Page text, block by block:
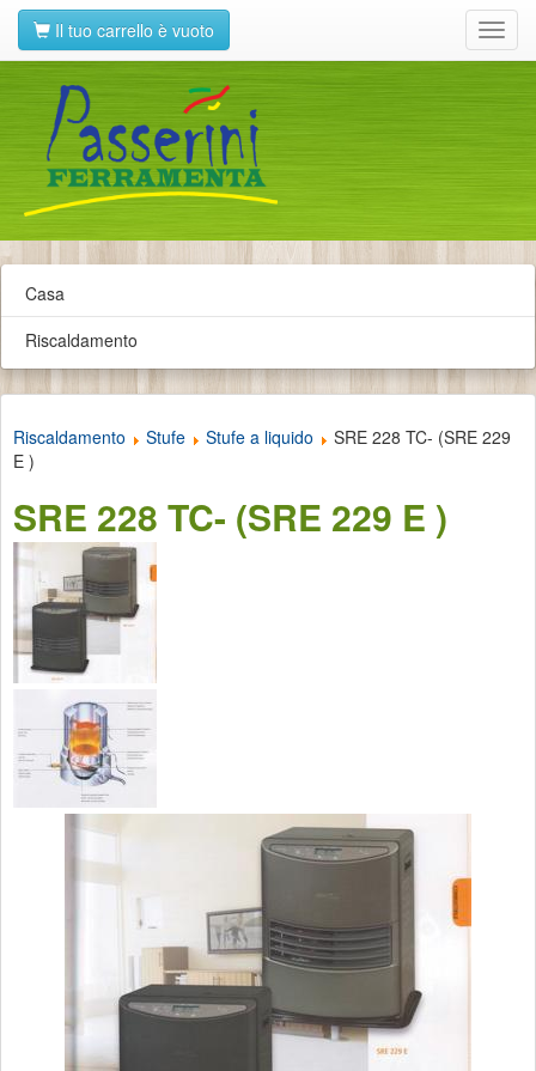
Il tuo carrello è vuoto
Casa
Riscaldamento
Riscaldamento Stufe Stufe a liquido
SRE 228 TC- (SRE 229
E )
SRE 228 TC- (SRE 229 E )